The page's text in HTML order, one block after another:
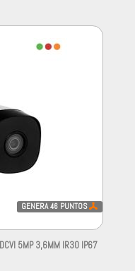
GENERA46 PUNTOS
5MP 3,6MM IR30 IP67